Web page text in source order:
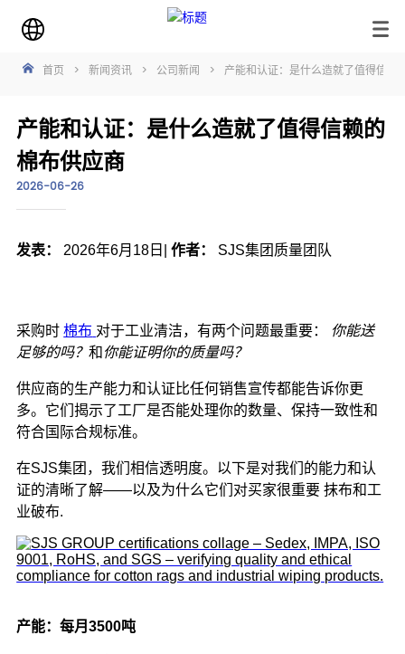
首页 > 新闻资讯 > 公司新闻 > 产能和认证：是什么造就了值得信赖
产能和认证：是什么造就了值得信赖的
棉布供应商
2026-06-26